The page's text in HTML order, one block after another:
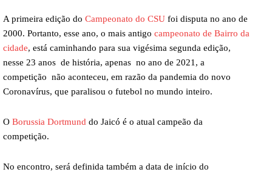
A primeira edição do Campeonato do CSU foi disputa no ano de
2000. Portanto, esse ano, o mais antigo campeonato de Bairro da
cidade, está caminhando para sua vigésima segunda edição,
nesse 23 anos de história, apenas no ano de 2021, a
competição não aconteceu, em razão da pandemia do novo
Coronavírus, que paralisou o futebol no mundo inteiro.
O Borussia Dortmund do Jaicó é o atual campeão da
competição.
No encontro, será definida também a data de início do